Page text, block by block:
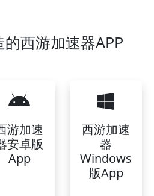
西游加速器APP
游加速
安卓版
App
西游加速
器
Windows
版App